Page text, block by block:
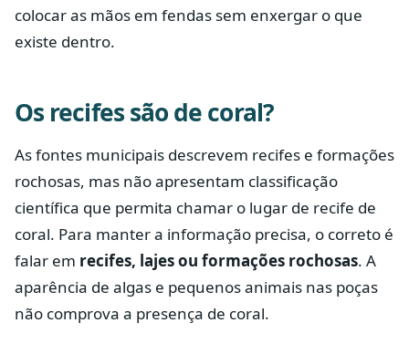
colocar as mãos em fendas sem enxergar o que
existe dentro.
Os recifes são de coral?
As fontes municipais descrevem recifes e formações
rochosas, mas não apresentam classificação
científica que permita chamar o lugar de recife de
coral. Para manter a informação precisa, o correto é
falar em recifes, lajes ou formações rochosas. A
aparência de algas e pequenos animais nas poças
não comprova a presença de coral.